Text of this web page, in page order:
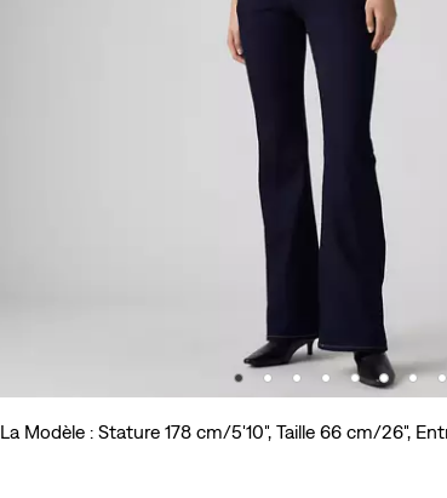
La Modèle : Stature 178 cm/5'10", Taille 66 cm/26",